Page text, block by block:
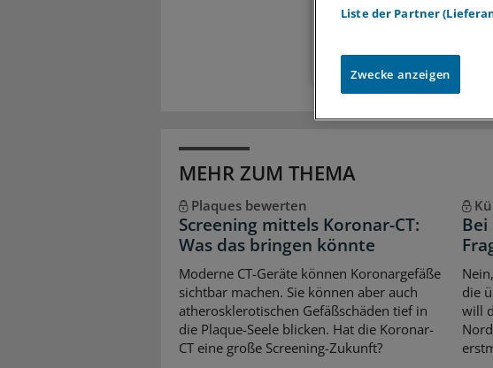
Zugriff auf alle
MEHR ZUM THEMA
Plaques bewerten
Screening mittels Koronar-CT:
Was das bringen könnte
Moderne CT-Geräte können Koronargefäße
sichtbar machen. Sie können aber auch
atherosklerotischen Gefäßschäden tief in
die Plaque-Seele blicken. Hat die Koronar-
CT eine große Screening-Zukunft?
die
will
Liste der Partner
Zwecke anzeigen